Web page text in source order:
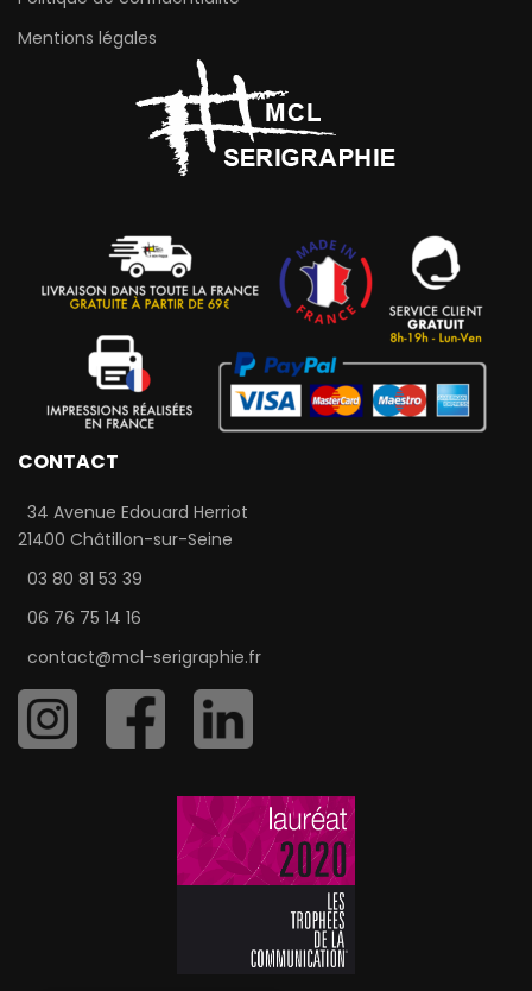
Mentions légales
CONTACT
34 Avenue Edouard Herriot
21400 Châtillon-sur-Seine
03 80 81 53 39
06 76 75 14 16
contact@mcl-serigraphie.fr